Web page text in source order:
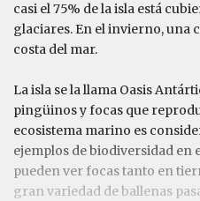
casi el 75% de la isla está
glaciares. En el invierno, una
costa del mar.
La isla se la llama Oasis
pingüinos y focas que
ecosistema marino es
ejemplos de biodiversidad en
pueden ver focas tanto en
gran variedad de ballenas